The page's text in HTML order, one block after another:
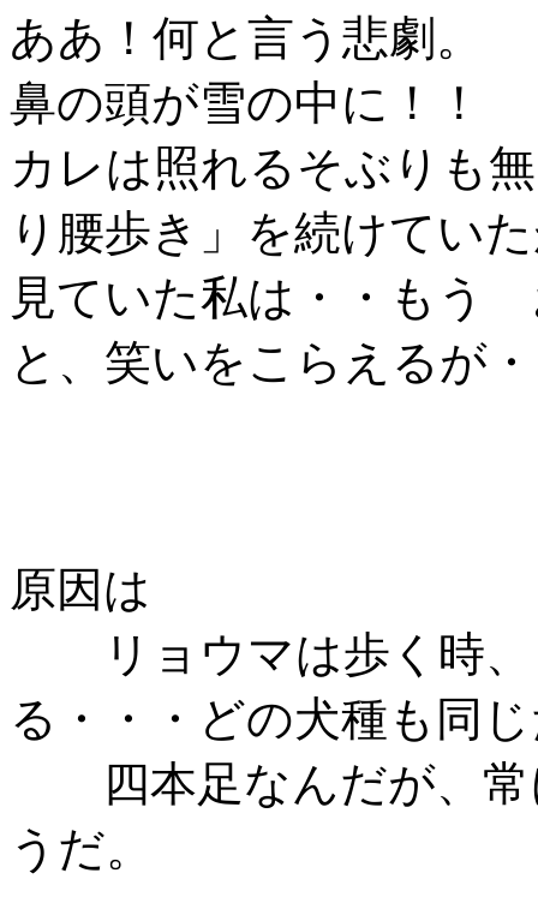
ああ！何と言う悲劇。
鼻の頭が雪の中に！！
カレは照れるそぶりも
り腰歩き」を続けてい
見ていた私は・・も
と、笑いをこらえるが
原因は
リョウマは歩く時、
る・・・どの犬種も同
四本足なんだが、常
うだ。